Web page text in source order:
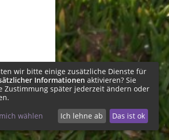
wir bitte einige zusätzliche Dienste für
Informationen aktivieren? Sie
Zustimmung später jederzeit ändern oder
wählen
Ich lehne ab Das ist ok